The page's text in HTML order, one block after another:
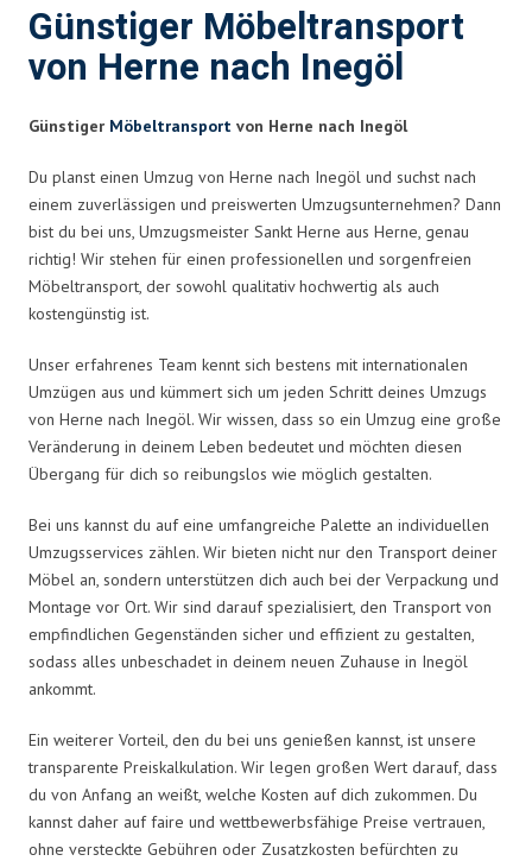
Günstiger Möbeltransport
von Herne nach Inegöl
Günstiger Möbeltransport von Herne nach Inegöl
Du planst einen Umzug von Herne nach Inegöl und suchst nach
einem zuverlässigen und preiswerten Umzugsunternehmen? Dann
bist du bei uns, Umzugsmeister Sankt Herne aus Herne, genau
richtig! Wir stehen für einen professionellen und sorgenfreien
Möbeltransport, der sowohl qualitativ hochwertig als auch
kostengünstig ist.
Unser erfahrenes Team kennt sich bestens mit internationalen
Umzügen aus und kümmert sich um jeden Schritt deines Umzugs
von Herne nach Inegöl. Wir wissen, dass so ein Umzug eine große
Veränderung in deinem Leben bedeutet und möchten diesen
Übergang für dich so reibungslos wie möglich gestalten.
Bei uns kannst du auf eine umfangreiche Palette an individuellen
Umzugsservices zählen. Wir bieten nicht nur den Transport deiner
Möbel an, sondern unterstützen dich auch bei der Verpackung und
Montage vor Ort. Wir sind darauf spezialisiert, den Transport von
empfindlichen Gegenständen sicher und effizient zu gestalten,
sodass alles unbeschadet in deinem neuen Zuhause in Inegöl
ankommt.
Ein weiterer Vorteil, den du bei uns genießen kannst, ist unsere
transparente Preiskalkulation. Wir legen großen Wert darauf, dass
du von Anfang an weißt, welche Kosten auf dich zukommen. Du
kannst daher auf faire und wettbewerbsfähige Preise vertrauen,
ohne versteckte Gebühren oder Zusatzkosten befürchten zu